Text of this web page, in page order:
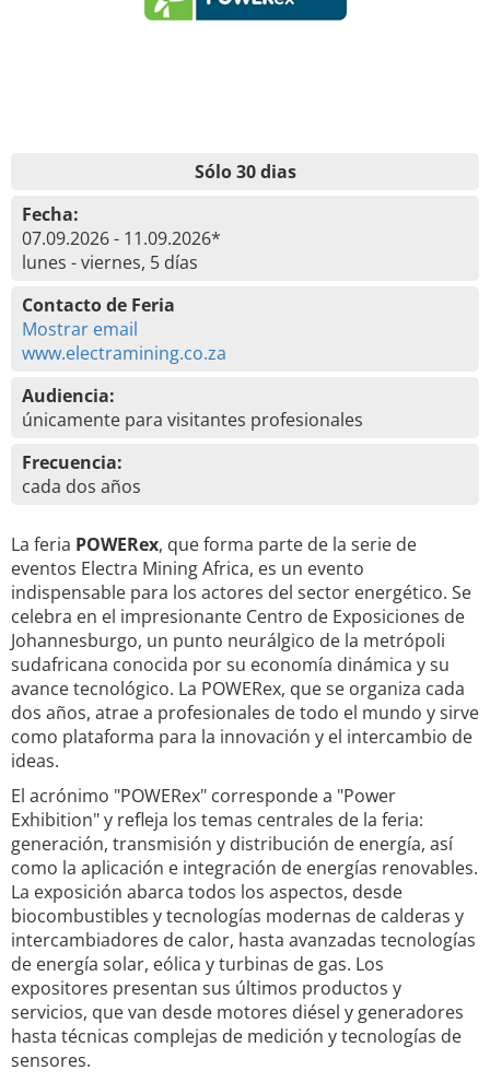
Sólo 30 dias
Fecha:
07.09.2026 - 11.09.2026*
lunes - viernes, 5 días
Contacto de Feria
Mostrar email
www.electramining.co.za
Audiencia:
únicamente para visitantes profesionales
Frecuencia:
cada dos años
La feria POWERex, que forma parte de la serie de
eventos Electra Mining Africa, es un evento
indispensable para los actores del sector energético. Se
celebra en el impresionante Centro de Exposiciones de
Johannesburgo, un punto neurálgico de la metrópoli
sudafricana conocida por su economía dinámica y su
avance tecnológico. La POWERex, que se organiza cada
dos años, atrae a profesionales de todo el mundo y sirve
como plataforma para la innovación y el intercambio de
ideas.
El acrónimo "POWERex" corresponde a "Power
Exhibition" y refleja los temas centrales de la feria:
generación, transmisión y distribución de energía, así
como la aplicación e integración de energías renovables.
La exposición abarca todos los aspectos, desde
biocombustibles y tecnologías modernas de calderas y
intercambiadores de calor, hasta avanzadas tecnologías
de energía solar, eólica y turbinas de gas. Los
expositores presentan sus últimos productos y
servicios, que van desde motores diésel y generadores
hasta técnicas complejas de medición y tecnologías de
sensores.